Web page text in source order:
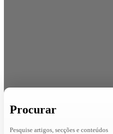
Procurar
Pesquise artigos, secções e conteúdos